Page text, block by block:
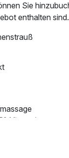
Sie
enthalten sind.
pro Person (50 Minuten)